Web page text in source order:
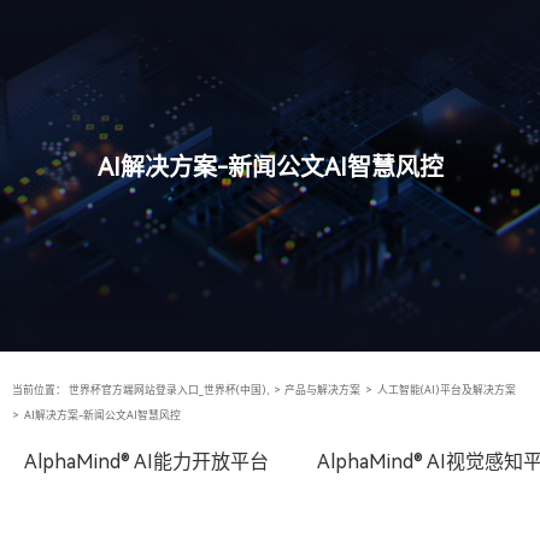
AI解决方案-新闻公文AI智慧风控
当前位置： 世界杯官方端网站登录入口_世界杯(中国), > 产品与解决方案 > 人工智能(AI)平台及解决方案
> AI解决方案-新闻公文AI智慧风控
AlphaMind® AI能力开放平台 AlphaMind® AI视觉感知